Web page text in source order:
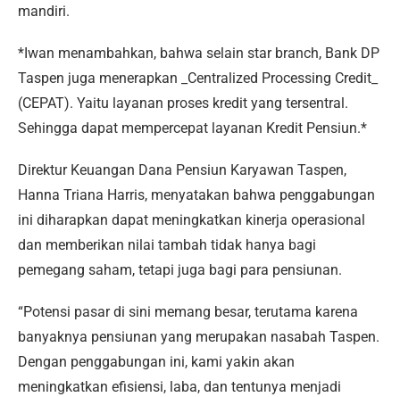
mandiri.
*Iwan menambahkan, bahwa selain star branch, Bank DP
Taspen juga menerapkan _Centralized Processing Credit_
(CEPAT). Yaitu layanan proses kredit yang tersentral.
Sehingga dapat mempercepat layanan Kredit Pensiun.*
Direktur Keuangan Dana Pensiun Karyawan Taspen,
Hanna Triana Harris, menyatakan bahwa penggabungan
ini diharapkan dapat meningkatkan kinerja operasional
dan memberikan nilai tambah tidak hanya bagi
pemegang saham, tetapi juga bagi para pensiunan.
“Potensi pasar di sini memang besar, terutama karena
banyaknya pensiunan yang merupakan nasabah Taspen.
Dengan penggabungan ini, kami yakin akan
meningkatkan efisiensi, laba, dan tentunya menjadi